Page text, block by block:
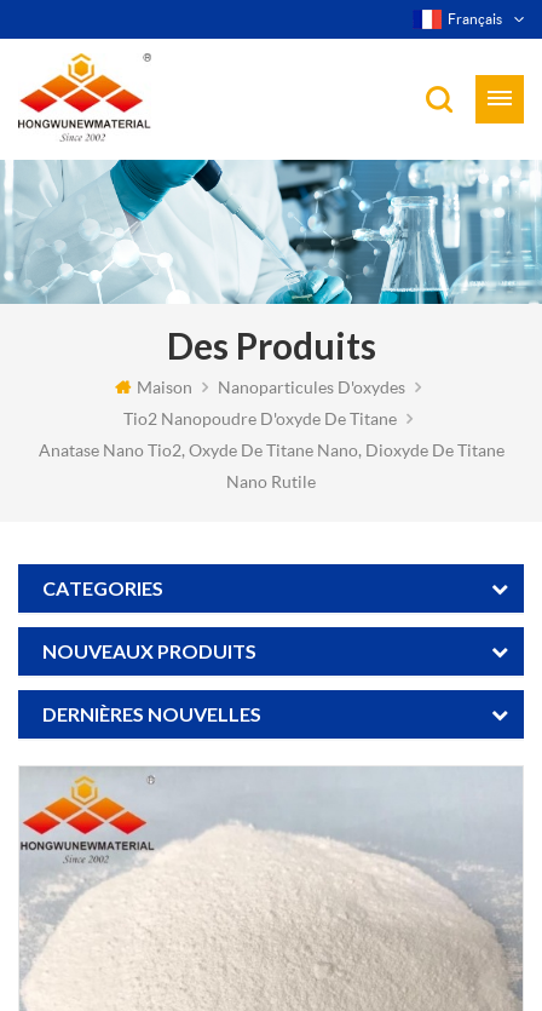
Français
Des Produits
Maison
Nanoparticules D'oxydes
Tio2 Nanopoudre D'oxyde De Titane
Anatase Nano Tio2, Oxyde De Titane Nano, Dioxyde De Titane
Nano Rutile
CATEGORIES
NOUVEAUX PRODUITS
DERNIÈRES NOUVELLES